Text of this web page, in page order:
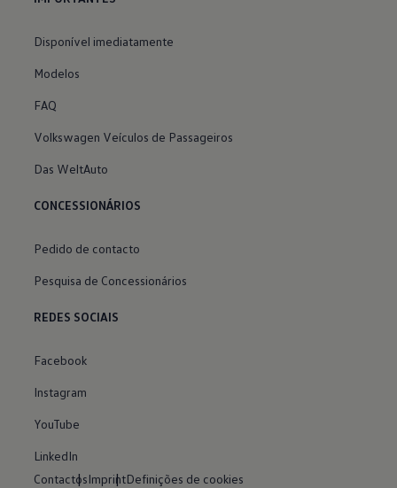
Disponível imediatamente
Modelos
FAQ
Volkswagen Veículos de Passageiros
Das WeltAuto
CONCESSIONÁRIOS
Pedido de contacto
Pesquisa de Concessionários
REDES SOCIAIS
Facebook
Instagram
YouTube
LinkedIn
ContactosImprintDefinições de cookies